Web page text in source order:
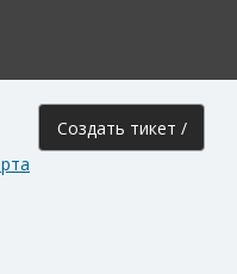
Создать тикет /